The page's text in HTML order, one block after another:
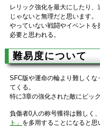
レリック強化を最大にしたり
じゃないと無理だと思います。
やっていない戦闘やイベント
必要と思われる。
難易度について
SFC版や運命の輪より難しく
てくる。
特に3章の強化された敵にビッ
負傷者0人の称号獲得は難しく、
ト」 を多用することになると思